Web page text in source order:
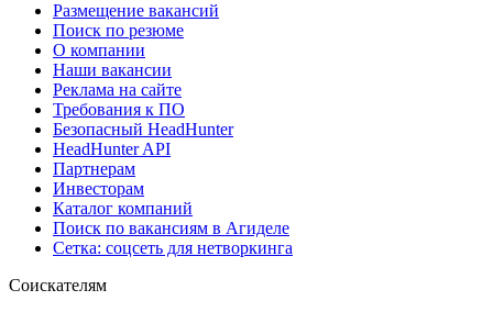
Размещение вакансий
Поиск по резюме
О компании
Наши вакансии
Реклама на сайте
Требования к ПО
Безопасный HeadHunter
HeadHunter API
Партнерам
Инвесторам
Каталог компаний
Поиск по вакансиям в Агиделе
Сетка: соцсеть для нетворкинга
Соискателям